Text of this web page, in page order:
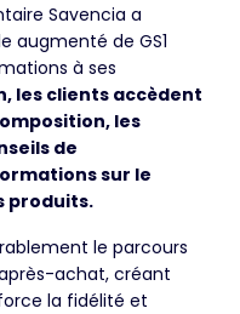
Savencia a
augmenté de GS1
à ses
les clients accèdent
les
de
sur le
produits.
le parcours
achat, créant
la fidélité et